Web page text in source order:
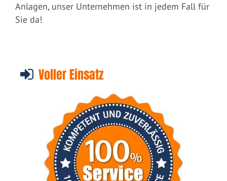
Anlagen, unser Unternehmen ist in jedem Fall für
Sie da!
Voller Einsatz